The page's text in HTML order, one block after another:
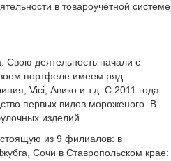
в товароучётной системе
Свою деятельность начали с
портфеле имеем ряд
Vici, Авико и т.д. С 2011 года
первых видов мороженого. В
изделий.
из 9 филиалов: в
Сочи в Ставропольском крае: